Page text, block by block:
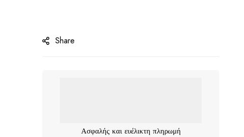
Share
Ασφαλής και ευέλικτη πληρωμή